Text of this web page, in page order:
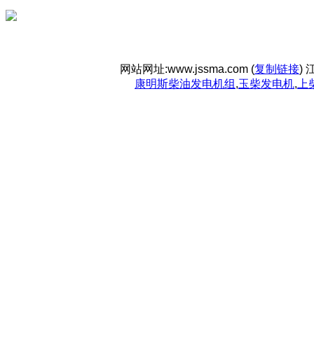
网站网址:www.jssma.com (复制链接)
康明斯柴油发电机组 ,玉柴发电机,